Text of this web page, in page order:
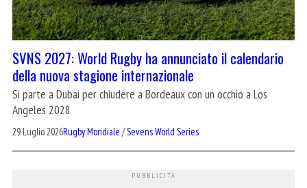
SVNS 2027: World Rugby ha annunciato il calendario
della nuova stagione internazionale
Si parte a Dubai per chiudere a Bordeaux con un occhio a Los
Angeles 2028
29 Luglio 2026Rugby Mondiale /Sevens World Series